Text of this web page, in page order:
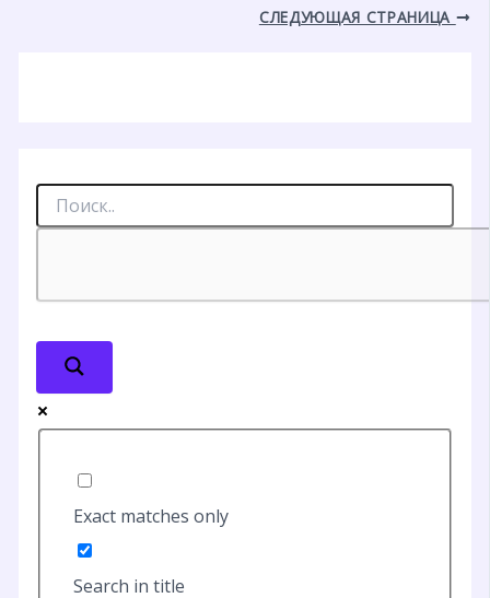
СЛЕДУЮЩАЯ СТРАНИЦА
Exact matches only
Search in title